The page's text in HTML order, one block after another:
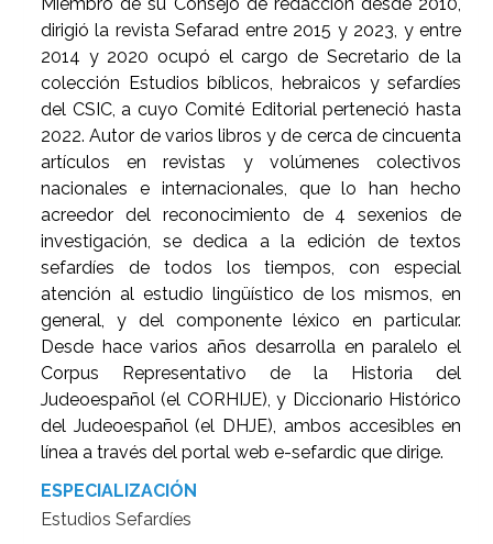
Miembro de su Consejo de redacción desde 2010,
dirigió la revista Sefarad entre 2015 y 2023, y entre
2014 y 2020 ocupó el cargo de Secretario de la
colección Estudios bíblicos, hebraicos y sefardíes
del CSIC, a cuyo Comité Editorial perteneció hasta
2022. Autor de varios libros y de cerca de cincuenta
artículos en revistas y volúmenes colectivos
nacionales e internacionales, que lo han hecho
acreedor del reconocimiento de 4 sexenios de
investigación, se dedica a la edición de textos
sefardíes de todos los tiempos, con especial
atención al estudio lingüístico de los mismos, en
general, y del componente léxico en particular.
Desde hace varios años desarrolla en paralelo el
Corpus Representativo de la Historia del
Judeoespañol (el CORHIJE), y Diccionario Histórico
del Judeoespañol (el DHJE), ambos accesibles en
línea a través del portal web e-sefardic que dirige.
ESPECIALIZACIÓN
Estudios Sefardíes